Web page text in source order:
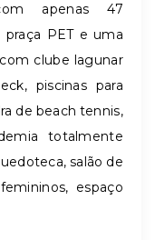
apenas 47
praça PET e uma
clube lagunar
piscinas para
de beach tennis,
totalmente
salão de
espaço